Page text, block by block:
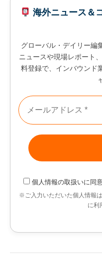
海外ニュース＆
グローバル・デイリー編
ニュースや現場レポート
料登録で、インバウンド
個人情報の取扱いに同
※ご入力いただいた個人情報
に利